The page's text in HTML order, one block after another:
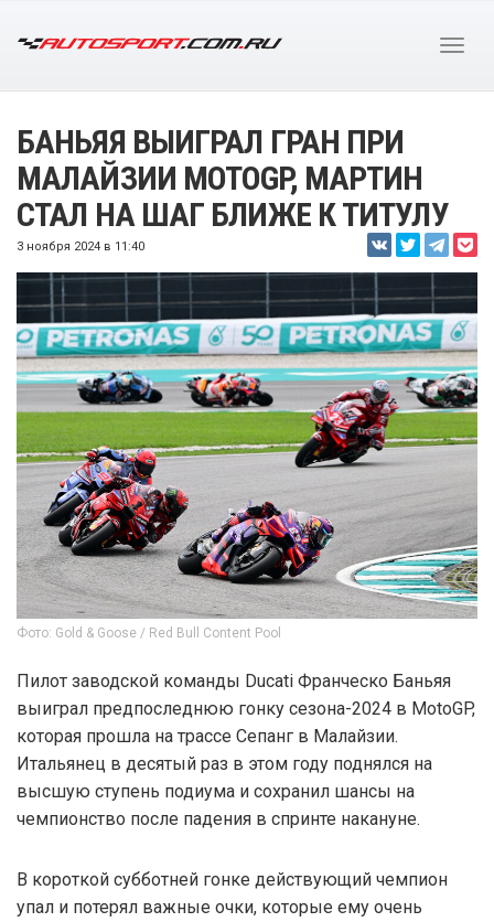
БАНЬЯЯ ВЫИГРАЛ ГРАН ПРИ
МАЛАЙЗИИ MOTOGP, МАРТИН
СТАЛ НА ШАГ БЛИЖЕ К ТИТУЛУ
3 ноября 2024 в 11:40
Фото: Gold & Goose / Red Bull Content Pool
Пилот заводской команды Ducati Франческо Баньяя
выиграл предпоследнюю гонку сезона-2024 в MotoGP,
которая прошла на трассе Сепанг в Малайзии.
Итальянец в десятый раз в этом году поднялся на
высшую ступень подиума и сохранил шансы на
чемпионство после падения в спринте накануне.
В короткой субботней гонке действующий чемпион
упал и потерял важные очки, которые ему очень